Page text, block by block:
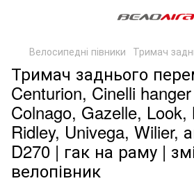
Велосипедні півники Тримач
Тримач заднього
Centurion, Cinelli
Colnago, Gazelle,
Ridley, Univega, Wilier,
D270 | гак на раму |
велопівник